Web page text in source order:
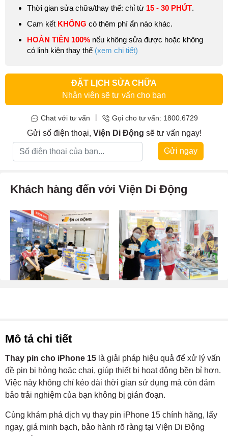
Thời gian sửa chữa/thay thế: chỉ từ 15 - 30 PHÚT.
Cam kết KHÔNG có thêm phí ẩn nào khác.
HOÀN TIỀN 100% nếu không sửa được hoặc không
có linh kiện thay thế (xem chi tiết)
ĐẶT LỊCH SỬA CHỮA
Nhân viên sẽ tư vấn cho bạn
Chat với tư vấn Gọi cho tư vấn: 1800.6729
Gửi số điện thoại, Viện Di Động sẽ tư vấn ngay!
Gửi ngay
Khách hàng đến với Viện Di Động
Mô tả chi tiết
Thay pin cho iPhone 15 là giải pháp hiệu quả để xử lý vấn
đề pin bị hỏng hoặc chai, giúp thiết bị hoạt động bền bỉ hơn.
Việc này không chỉ kéo dài thời gian sử dụng mà còn đảm
bảo trải nghiệm của bạn không bị gián đoạn.
Cùng khám phá dịch vụ thay pin iPhone 15 chính hãng, lấy
ngay, giá minh bạch, bảo hành rõ ràng tại Viện Di Động